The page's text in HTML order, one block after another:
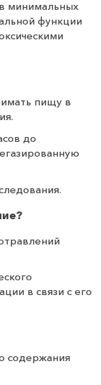
минимальных
функции
пищу в
до
в связи с его
содержания